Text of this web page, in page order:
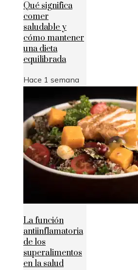
Qué significa
comer
saludable y
cómo mantener
una dieta
equilibrada
Hace 1 semana
La función
antiinflamatoria
de los
superalimentos
en la salud